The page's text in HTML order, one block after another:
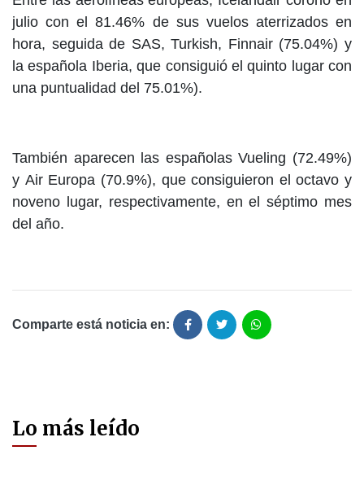
julio con el 81.46% de sus vuelos aterrizados en
hora, seguida de SAS, Turkish, Finnair (75.04%) y
la española Iberia, que consiguió el quinto lugar con
una puntualidad del 75.01%).
También aparecen las españolas Vueling (72.49%)
y Air Europa (70.9%), que consiguieron el octavo y
noveno lugar, respectivamente, en el séptimo mes
del año.
Comparte está noticia en:
Lo más leído